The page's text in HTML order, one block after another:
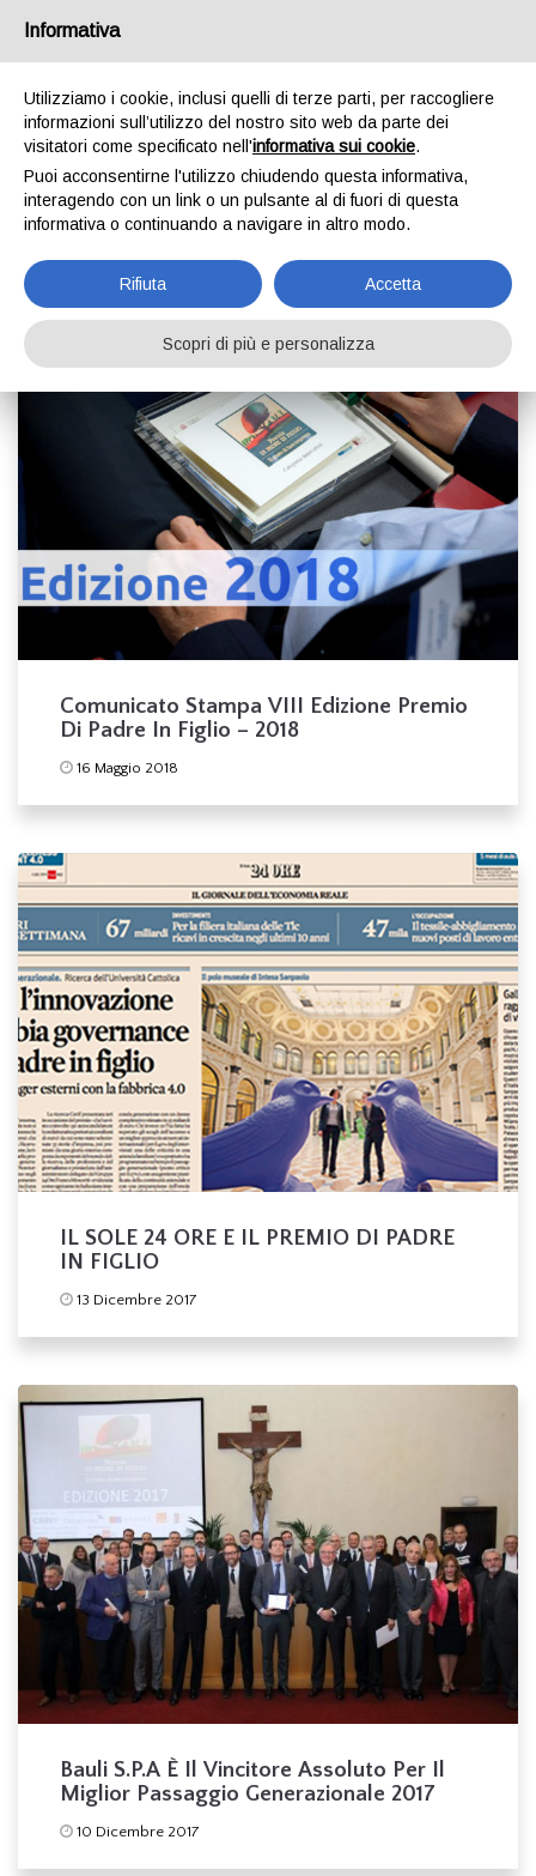
info@premiodipadreinfiglio.it
Comunicato Stampa VIII Edizione Premio
Di Padre In Figlio – 2018
16 Maggio 2018
IL SOLE 24 ORE E IL PREMIO DI PADRE
IN FIGLIO
13 Dicembre 2017
Bauli S.p.a È Il Vincitore Assoluto Per Il
Miglior Passaggio Generazionale 2017
10 Dicembre 2017
Informativa
Utilizziamo i cookie, inclusi quelli di terze parti, per raccogliere
informazioni sull’utilizzo del nostro sito web da parte dei
visitatori come specificato nell'informativa sui cookie.
Puoi acconsentirne l'utilizzo chiudendo questa informativa,
interagendo con un link o un pulsante al di fuori di questa
informativa o continuando a navigare in altro modo.
Rifiuta Accetta
Scopri di più e personalizza